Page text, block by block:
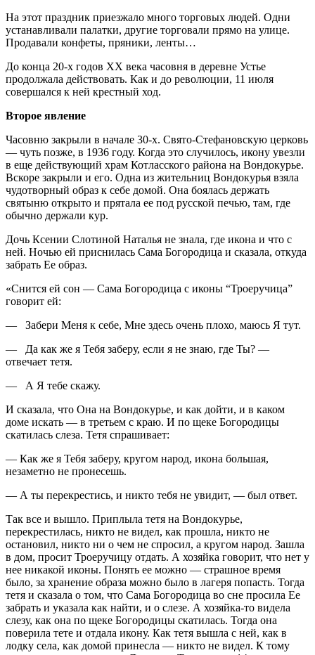
На этот праздник приезжало много торговых людей. Одни
устанавливали палатки, другие торговали прямо на улице.
Продавали конфеты, пряники, ленты…
До конца 20-х годов ХХ века часовня в деревне Устье
продолжала действовать. Как и до революции, 11 июля
совершался к ней крестный ход.
Второе явление
Часовню закрыли в начале 30-х. Свято-Стефановскую церковь
— чуть позже, в 1936 году. Когда это случилось, икону увезли
в еще действующий храм Котласского района на Вондокурье.
Вскоре закрыли и его. Одна из жительниц Вондокурья взяла
чудотворный образ к себе домой. Она боялась держать
святыню открыто и прятала ее под русской печью, там, где
обычно держали кур.
Дочь Ксении Слотиной Наталья не знала, где икона и что с
ней. Ночью ей приснилась Сама Богородица и сказала, откуда
забрать Ее образ.
«Снится ей сон — Сама Богородица с иконы “Троеручица”
говорит ей:
— Забери Меня к себе, Мне здесь очень плохо, маюсь Я тут.
— Да как же я Тебя заберу, если я не знаю, где Ты? —
отвечает тетя.
— А Я тебе скажу.
И сказала, что Она на Вондокурье, и как дойти, и в каком
доме искать — в третьем с краю. И по щеке Богородицы
скатилась слеза. Тетя спрашивает:
— Как же я Тебя заберу, кругом народ, икона большая,
незаметно не пронесешь.
— А ты перекрестись, и никто тебя не увидит, — был ответ.
Так все и вышло. Приплыла тетя на Вондокурье,
перекрестилась, никто не видел, как прошла, никто не
остановил, никто ни о чем не спросил, а кругом народ. Зашла
в дом, просит Троеручицу отдать. А хозяйка говорит, что нет у
нее никакой иконы. Понять ее можно — страшное время
было, за хранение образа можно было в лагеря попасть. Тогда
тетя и сказала о том, что Сама Богородица во сне просила Ее
забрать и указала как найти, и о слезе. А хозяйка-то видела
слезу, как она по щеке Богородицы скатилась. Тогда она
поверила тете и отдала икону. Как тетя вышла с ней, как в
лодку села, как домой принесла — никто не видел. К тому